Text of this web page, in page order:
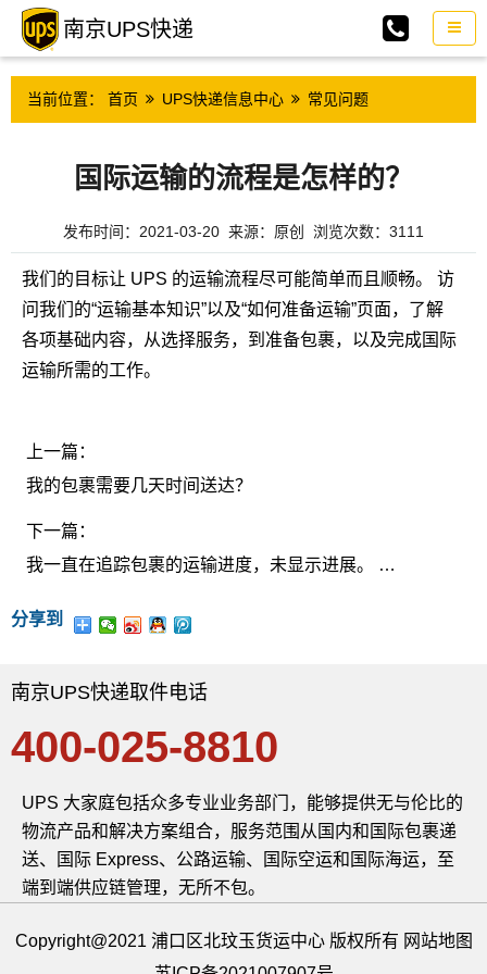
南京UPS快递
当前位置： 首页 UPS快递信息中心 常见问题
国际运输的流程是怎样的？
发布时间：2021-03-20 来源：原创 浏览次数：3111
我们的目标让 UPS 的运输流程尽可能简单而且顺畅。 访
问我们的“运输基本知识”以及“如何准备运输”页面，了解
各项基础内容，从选择服务，到准备包裹，以及完成国际
运输所需的工作。
上一篇：
我的包裹需要几天时间送达？
下一篇：
我一直在追踪包裹的运输进度，未显示进展。 为什么？
分享到
南京UPS快递取件电话
400-025-8810
UPS 大家庭包括众多专业业务部门，能够提供无与伦比的
物流产品和解决方案组合，服务范围从国内和国际包裹递
送、国际 Express、公路运输、国际空运和国际海运，至
端到端供应链管理，无所不包。
Copyright@2021 浦口区北玟玉货运中心 版权所有 网站地图